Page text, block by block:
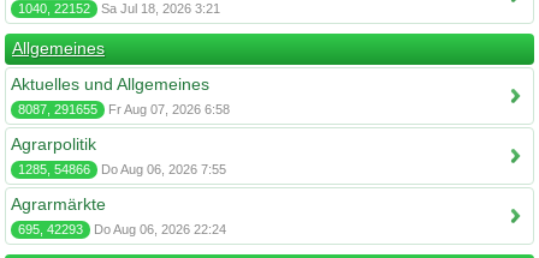
1040, 22152 Sa Jul 18, 2026 3:21
Allgemeines
Aktuelles und Allgemeines
8087, 291655 Fr Aug 07, 2026 6:58
Agrarpolitik
1285, 54866 Do Aug 06, 2026 7:55
Agrarmärkte
695, 42293 Do Aug 06, 2026 22:24